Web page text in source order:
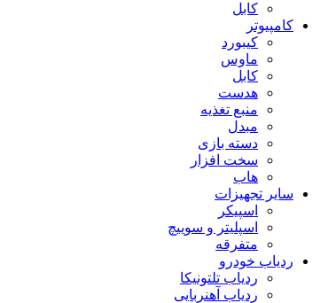
کابل
کامپیوتر
کیبورد
ماوس
کابل
هدست
منبع تغذیه
مبدل
دسته بازی
سخت افزار
هاب
سایر تجهیزات
اسپیکر
اسپلیتر و سوییچ
متفرقه
ردیاب خودرو
ردیاب تلتونیکا
ردیاب آهنربایی